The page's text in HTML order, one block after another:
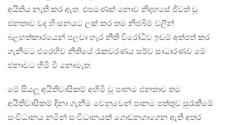
අයිතිය නැති කර ඇත. එපමණක් නොව නිදහසේ ජීවත් වූ
ජනතාව වද හිංසනයට ලක් කර තම නිජබිම් වලින්
බලහත්කාරයෙන් පලවා හැර නීති විරෝධීව ඉඩම් අත්පත් කර
ගැනීමට එරෙහිව නීතියේ රැකවරණය සර්ව සාධාරණව මේ
ජනාවට හිමි වී නොමැත.
මේ සියලූ අයිතිවාසිකම් අහිමි වූ පානම ජනතාව තම
අයිතිවාසිකම් දිනා ගැනීම වෙනුවෙන් පානම පත්තුව සුරැකීමේ
සංවිධානය නමින් සංවිධානයක් ගොඩනගාගෙන ඇති අතර